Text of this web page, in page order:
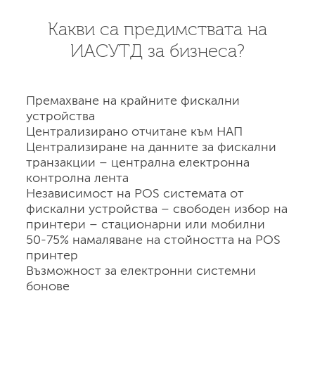
Какви са предимствата на
ИАСУТД за бизнеса?
Премахване на крайните фискални
устройства
Централизирано отчитане към НАП
Централизиране на данните за фискални
транзакции – централна електронна
контролна лента
Независимост на POS системата от
фискални устройства – свободен избор на
принтери – стационарни или мобилни
50-75% намаляване на стойността на POS
принтер
Възможност за електронни системни
бонове